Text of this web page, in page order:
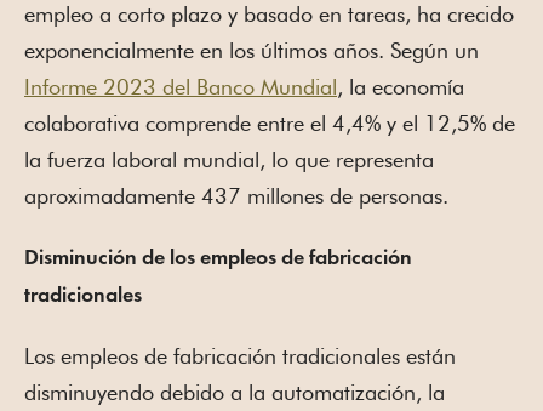
empleo a corto plazo y basado en tareas, ha crecido
exponencialmente en los últimos años. Según un
Informe 2023 del Banco Mundial, la economía
colaborativa comprende entre el 4,4% y el 12,5% de
la fuerza laboral mundial, lo que representa
aproximadamente 437 millones de personas.
Disminución de los empleos de fabricación
tradicionales
Los empleos de fabricación tradicionales están
disminuyendo debido a la automatización, la